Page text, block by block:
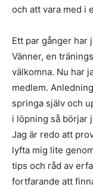
och att vara med i
Ett par gånger har
Vänner, en
välkomna. Nu har
medlem.
springa själv och
i löpning så börjar
Jag är redo att
lyfta mig lite
tips och råd av
fortfarande att